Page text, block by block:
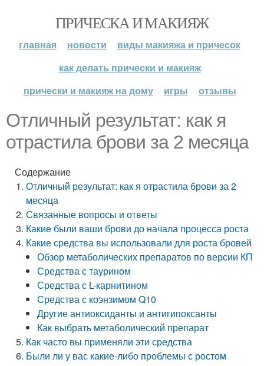
ПРИЧЕСКА И МАКИЯЖ
главная новости
виды макияжа и причесок
как делать прически и макияж
прически и макияж на дому
игры отзывы
Отличный результат: как я
отрастила брови за 2 месяца
Содержание
Отличный результат: как я отрастила брови за 2
месяца
Связанные вопросы и ответы
Какие были ваши брови до начала процесса роста
Какие средства вы использовали для роста бровей
Обзор метаболических препаратов по версии КП
Средства с таурином
Средства с L-карнитином
Средства с коэнзимом Q10
Другие антиоксиданты и антигипоксанты
Как выбрать метаболический препарат
Как часто вы применяли эти средства
Были ли у вас какие-либо проблемы с ростом